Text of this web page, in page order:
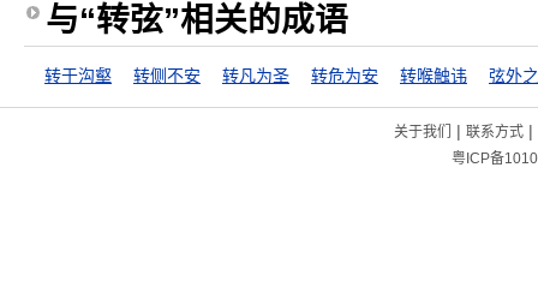
与“转弦”相关的成语
转于沟壑 转侧不安 转凡为圣 转危为安 转喉触讳 弦外
关于我们 | 联系方式|
粤ICP备